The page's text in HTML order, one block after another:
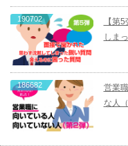
190702
【第
しま
186682
営業
な人